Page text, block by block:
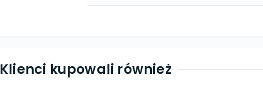
Klienci kupowali również